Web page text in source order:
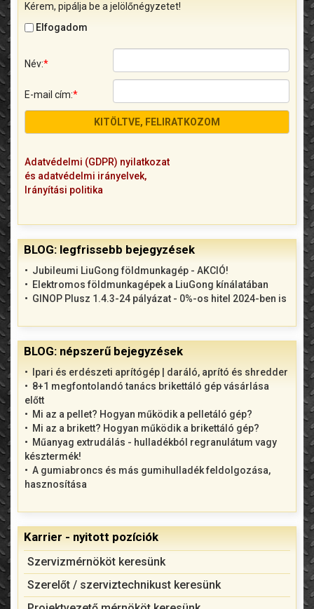
Kérem, pipálja be a jelölőnégyzetet!
Elfogadom
Név:*
E-mail cím:*
Adatvédelmi (GDPR) nyilatkozat
és adatvédelmi irányelvek,
Irányítási politika
BLOG: legfrissebb bejegyzések
Jubileumi LiuGong földmunkagép - AKCIÓ!
Elektromos földmunkagépek a LiuGong kínálatában
GINOP Plusz 1.4.3-24 pályázat - 0%-os hitel 2024-ben is
BLOG: népszerű bejegyzések
Ipari és erdészeti aprítógép | daráló, aprító és shredder
8+1 megfontolandó tanács brikettáló gép vásárlása
előtt
Mi az a pellet? Hogyan működik a pelletáló gép?
Mi az a brikett? Hogyan működik a brikettáló gép?
Műanyag extrudálás - hulladékból regranulátum vagy
késztermék!
A gumiabroncs és más gumihulladék feldolgozása,
hasznosítása
Karrier - nyitott pozíciók
Szervizmérnököt keresünk
Szerelőt / szerviztechnikust keresünk